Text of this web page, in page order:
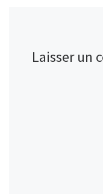
Laisser un